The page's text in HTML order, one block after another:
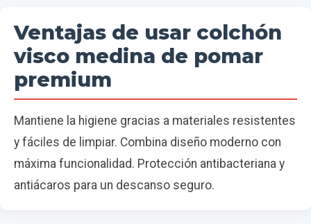
Ventajas de usar colchón
visco medina de pomar
premium
Mantiene la higiene gracias a materiales resistentes
y fáciles de limpiar. Combina diseño moderno con
máxima funcionalidad. Protección antibacteriana y
antiácaros para un descanso seguro.